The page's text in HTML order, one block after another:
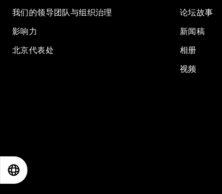
我们的领导团队与组织治理
影响力
北京代表处
论坛故事
新闻稿
相册
视频